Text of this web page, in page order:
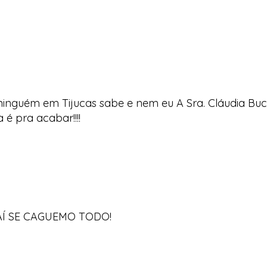
em Tijucas sabe e nem eu A Sra. Cláudia
pra acabar!!!!
SE CAGUEMO TODO!